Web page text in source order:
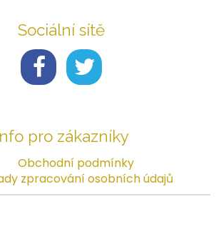
Sociální sítě
pro zákazníky
Obchodní podmínky
zpracování osobních údajů